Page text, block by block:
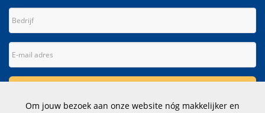
Om jouw bezoek aan onze website nóg makkelijker en